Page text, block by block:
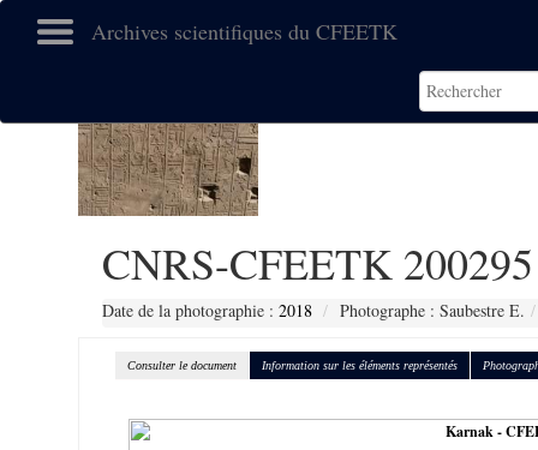
Archives scientifiques du CFEETK
CNRS-CFEETK 200295
Date de la photographie : 2018 Photographe : Saubestre E.
Consulter le document Information sur les éléments représentés